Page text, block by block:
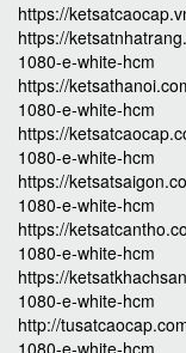
https://
https://
1080-e-white-hcm
https://
1080-e-white-hcm
https://
1080-e-white-hcm
https://
1080-e-white-hcm
https://
1080-e-white-hcm
https://
1080-e-white-hcm
http://
1080-e-white-hcm